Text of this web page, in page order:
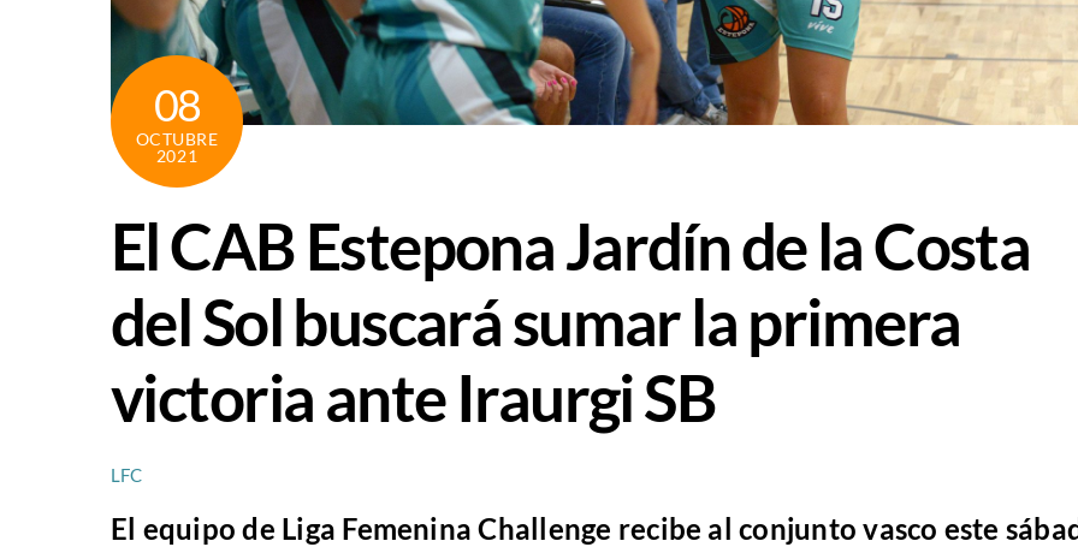
08
OCTUBRE
2021
El CAB Estepona Jardín de la Costa
del Sol buscará sumar la primera
victoria ante Iraurgi SB
LFC
El equipo de Liga Femenina Challenge recibe al conjunto vasco este